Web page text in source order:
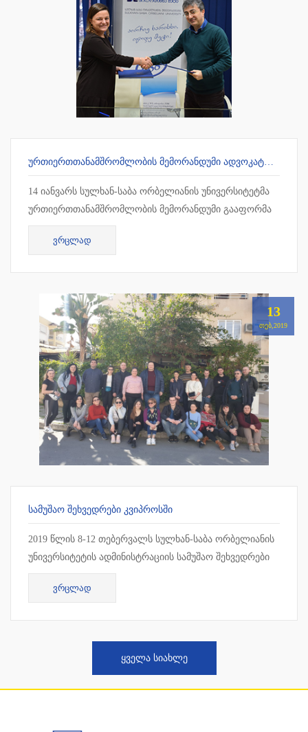
ᲣᲠᲗᲘᲔᲠᲗᲗᲐᲜᲐᲛᲨᲠᲝᲛᲚᲝᲑᲘᲡ ᲛᲔᲛᲝᲠᲐᲜᲓᲣᲛᲘ ᲐᲓᲕᲝᲙᲐᲢᲗᲐ ᲡᲐᲙᲕᲐᲚᲘᲤᲘᲙᲐᲪᲘᲝ ᲒᲐᲛᲝᲪᲓᲔᲑᲘᲡ ᲛᲝᲡᲐᲛᲖᲐᲓᲔᲑᲔᲚ ᲪᲔᲜᲢᲠᲗᲐᲜ
14 იანვარს სულხან-საბა ორბელიანის უნივერსიტეტმა
ურთიერთთანამშრომლობის მემორანდუმი გააფორმა
ადვოკატთა საკვალიფიკაციო გამოცდების
მოსამზადებელ ცენტრთან. თანამშრ...
ᲕᲠᲪᲚᲐᲓ
13
ᲗᲔᲑ,2019
ᲡᲐᲛᲣᲨᲐᲝ ᲨᲔᲮᲕᲔᲓᲠᲔᲑᲘ ᲙᲕᲘᲞᲠᲝᲡᲨᲘ
2019 წლის 8-12 თებერვალს სულხან-საბა ორბელიანის
უნივერსიტეტის ადმინისტრაციის სამუშაო შეხვედრები
ჩატარდა კვიპროსში, ლარნაკაში. სამუშაო შეხვედრის
ფარგლებ...
ᲕᲠᲪᲚᲐᲓ
ᲧᲕᲔᲚᲐ ᲡᲘᲐᲮᲚᲔ